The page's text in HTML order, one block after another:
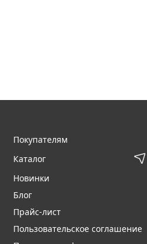
Покупателям
Каталог
Новинки
Блог
Прайс-лист
Пользовательское соглашение